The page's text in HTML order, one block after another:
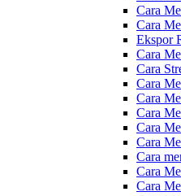
Cara
Cara
Ekspor
Cara
Cara
Cara
Cara
Cara
Cara
Cara
Cara
Cara
Cara